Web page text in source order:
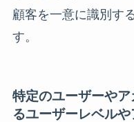
顧客を一意に識別す
す。
特定のユーザーや
るユーザーレベル